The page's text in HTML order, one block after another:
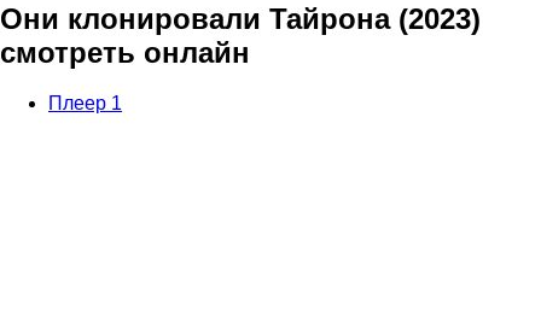
Они клонировали Тайрона (2023)
смотреть онлайн
Плеер 1